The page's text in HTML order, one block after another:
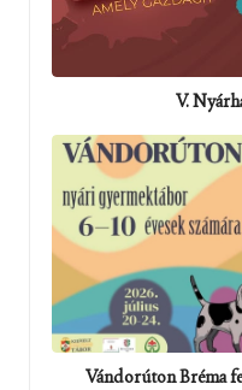
V.
Vándorúton Bréma